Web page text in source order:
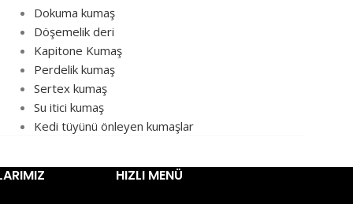
Dokuma kumaş
Döşemelik deri
Kapitone Kumaş
Perdelik kumaş
Sertex kumaş
Su itici kumaş
Kedi tüyünü önleyen kumaşlar
HIZLI MENÜ